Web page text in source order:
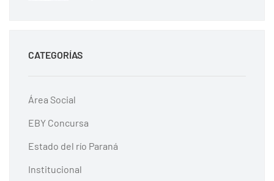
CATEGORÍAS
Área Social
EBY Concursa
Estado del río Paraná
Institucional